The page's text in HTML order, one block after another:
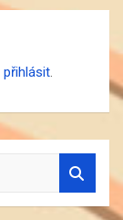
přihlásit.